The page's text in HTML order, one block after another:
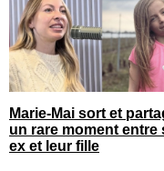
Marie-Mai sort et
un rare moment entre
ex et leur fille